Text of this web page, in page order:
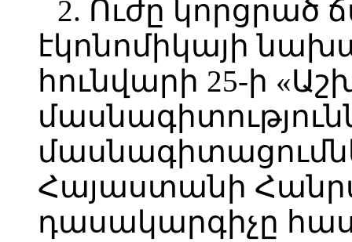
2. Ուժը կորցրած
էկոնոմիկայի
հունվարի 25-ի
Հայաստանի
դասակարգիչը